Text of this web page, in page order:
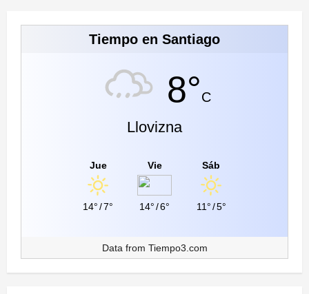
Tiempo en Santiago
8°C
Llovizna
Jue
14°/7°
Vie
14°/6°
Sáb
11°/5°
Data from Tiempo3.com